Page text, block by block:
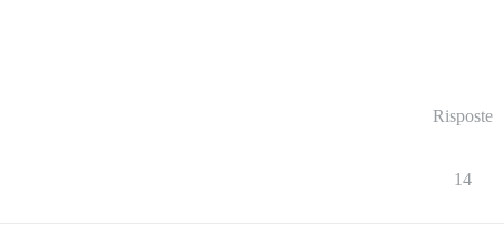
Risposte
14